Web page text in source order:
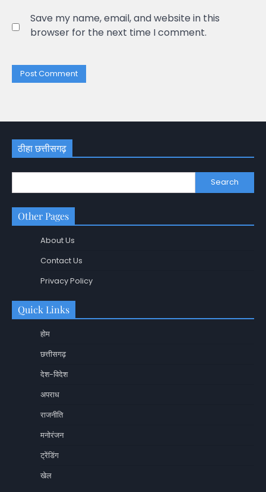
Save my name, email, and website in this
browser for the next time I comment.
ठीहा छत्तीसगढ़
Search
Other Pages
About Us
Contact Us
Privacy Policy
Quick Links
होम
छत्तीसगढ़
देश-विदेश
अपराध
राजनीति
मनोरंजन
ट्रेंडिंग
खेल